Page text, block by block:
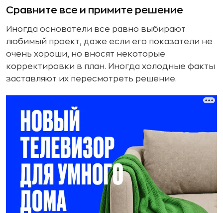
Сравните все и примите решение
Иногда основатели все равно выбирают
любимый проект, даже если его показатели не
очень хороши, но вносят некоторые
корректировки в план. Иногда холодные факты
заставляют их пересмотреть решение.